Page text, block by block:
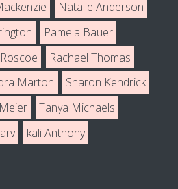
Natalie Anderson
Pamela Bauer
Rachael Thomas
Marton
Sharon Kendrick
Tanya Michaels
kali Anthony